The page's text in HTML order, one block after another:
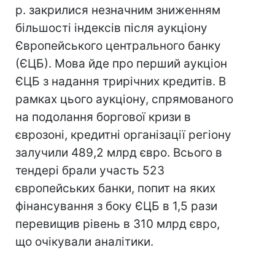
р. закрилися незначним зниженням
більшості індексів після аукціону
Європейського центрального банку
(ЄЦБ). Мова йде про перший аукціон
ЄЦБ з надання трирічних кредитів. В
рамках цього аукціону, спрямованого
на подолання боргової кризи в
єврозоні, кредитні організації регіону
залучили 489,2 млрд євро. Всього в
тендері брали участь 523
європейських банки, попит на яких
фінансування з боку ЄЦБ в 1,5 рази
перевищив рівень в 310 млрд євро,
що очікували аналітики.